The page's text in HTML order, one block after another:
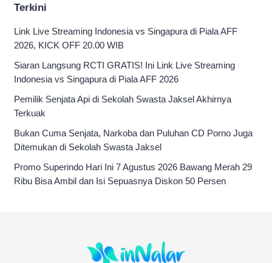
Terkini
Link Live Streaming Indonesia vs Singapura di Piala AFF
2026, KICK OFF 20.00 WIB
Siaran Langsung RCTI GRATIS! Ini Link Live Streaming
Indonesia vs Singapura di Piala AFF 2026
Pemilik Senjata Api di Sekolah Swasta Jaksel Akhirnya
Terkuak
Bukan Cuma Senjata, Narkoba dan Puluhan CD Porno Juga
Ditemukan di Sekolah Swasta Jaksel
Promo Superindo Hari Ini 7 Agustus 2026 Bawang Merah 29
Ribu Bisa Ambil dan Isi Sepuasnya Diskon 50 Persen